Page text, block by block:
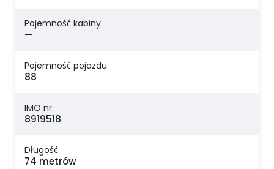
Pojemność kabiny
—
Pojemność pojazdu
88
IMO nr.
8919518
Długość
74 metrów